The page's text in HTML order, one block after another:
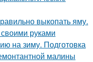
выкопать яму.
руками
на зиму. Подготовка
малины